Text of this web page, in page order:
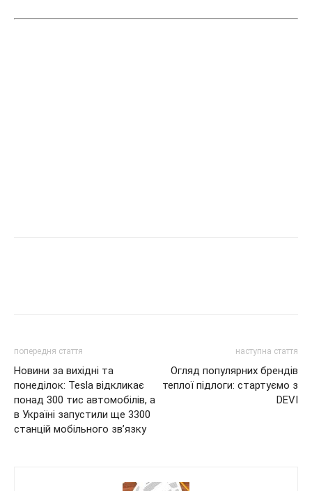
попередня стаття
Новини за вихідні та
понеділок: Tesla відкликає
понад 300 тис автомобілів, а
в Україні запустили ще 3300
станцій мобільного зв’язку
наступна стаття
Огляд популярних брендів
теплої підлоги: стартуємо з
DEVI